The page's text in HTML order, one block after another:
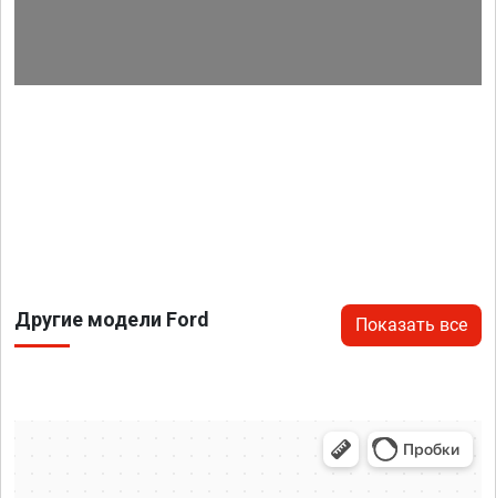
Другие модели Ford Показать все